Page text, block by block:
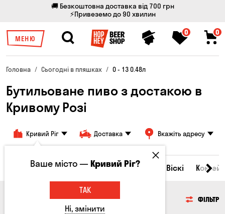
🚚 Безкоштовна доставка від 700 грн
⚡Привеземо до 90 хвилин
МЕНЮ
0 0
Головна Сьогодні в пляшках 0 - 13 0.48л
Бутильоване пиво з достакою в
Кривому Розі
Кривий Ріг Доставка Вкажіть адресу
Всі товари Пиво Сидр Вино Віскі
ФІЛЬТР
Ваше місто —Кривий Ріг?
ТАК
Ні, змінити